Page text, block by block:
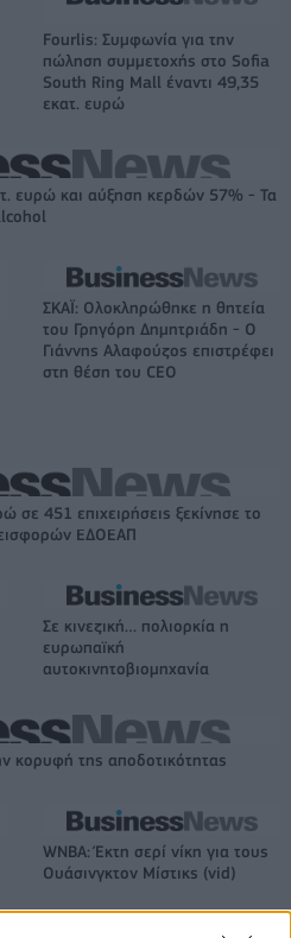
Fourlis: Συμφωνία για την
πώληση συμμετοχής στο Sofia
South Ring Mall έναντι 49,35
εκατ. ευρώ
ευρώ και αύξηση κερδών 57% - Τα
ΣΚΑΪ: Ολοκληρώθηκε η θητεία
του Γρηγόρη Δημητριάδη - Ο
Γιάννης Αλαφούζος επιστρέφει
στη θέση του CEO
σε 451 επιχειρήσεις ξεκίνησε το
ΕΔΟΕΑΠ
Σε κινεζική… πολιορκία η
ευρωπαϊκή
αυτοκινητοβιομηχανία
κορυφή της αποδοτικότητας
WNBA: Έκτη σερί νίκη για τους
Ουάσινγκτον Μίστικς (vid)